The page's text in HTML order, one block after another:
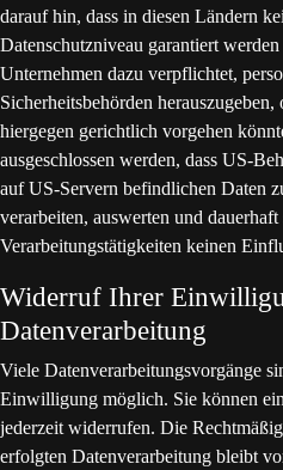
darauf hin, dass in diesen Ländern
Datenschutzniveau garantiert
Unternehmen dazu verpflichtet,
Sicherheitsbehörden
hiergegen gerichtlich vorgehen
ausgeschlossen werden, dass US-
auf US-Servern befindlichen Daten
verarbeiten, auswerten und
Verarbeitungstätigkeiten keinen
Widerruf Ihrer
Datenverarbeitung
Viele Datenverarbeitungsvorgänge
Einwilligung möglich. Sie können
jederzeit widerrufen. Die
erfolgten Datenverarbeitung bleibt